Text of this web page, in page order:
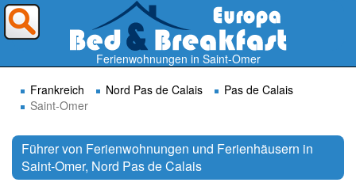
Ferienwohnungen in Saint-Omer
Frankreich
Nord Pas de Calais
Pas de Calais
Saint-Omer
Führer von Ferienwohnungen und Ferienhäusern in
Saint-Omer, Nord Pas de Calais
Wohin möchten Sie reisen ?
Suchen